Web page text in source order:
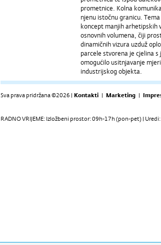
prometnice. Kolna
njenu istočnu granicu.
koncept manjih arhetipskih
osnovnih volumena, čiji
dinamičnih vizura uzduž
parcele stvorena je cjelina
omogućilo usitnjavanje
industrijskog objekta.
Sva prava pridržana ©2026 | Kontakti | Marketing |
RADNO VRIJEME: Izložbeni prostor: 09h-17h (pon-pet) |